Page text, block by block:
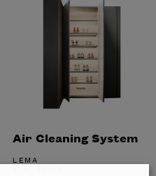
Air Cleaning System
LEMA